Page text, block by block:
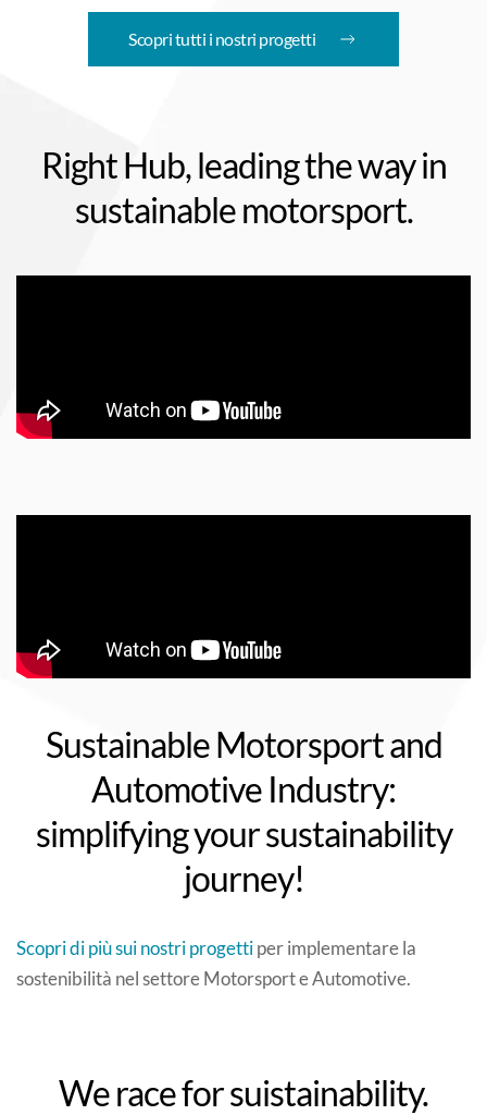
Scopri tutti i nostri progetti
Right Hub, leading the way in
sustainable motorsport.
Sustainable Motorsport and
Automotive Industry:
simplifying your sustainability
journey!
Scopri di più sui nostri progetti per implementare la
sostenibilità nel settore Motorsport e Automotive.
We race for suistainability.